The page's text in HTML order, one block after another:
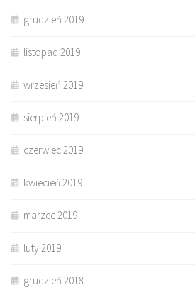
grudzień 2019
listopad 2019
wrzesień 2019
sierpień 2019
czerwiec 2019
kwiecień 2019
marzec 2019
luty 2019
grudzień 2018